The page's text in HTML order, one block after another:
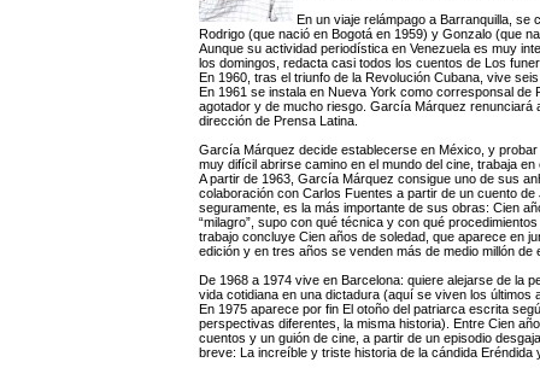
En un viaje relámpago a Barranquilla,
Rodrigo (que nació en Bogotá en 1959) y Gonzalo (que
Aunque su actividad periodística en Venezuela es muy
los domingos, redacta casi todos los cuentos de Los
En 1960, tras el triunfo de la Revolución Cubana, vive
En 1961 se instala en Nueva York como corresponsal
agotador y de mucho riesgo. García Márquez renunciará
dirección de Prensa Latina.
García Márquez decide establecerse en México, y
muy difícil abrirse camino en el mundo del cine, trabaja en
A partir de 1963, García Márquez consigue uno de sus
colaboración con Carlos Fuentes a partir de un cuento
seguramente, es la más importante de sus obras: Cien
“milagro”, supo con qué técnica y con qué
trabajo concluye Cien años de soledad, que aparece en
edición y en tres años se venden más de medio millón de
De 1968 a 1974 vive en Barcelona: quiere alejarse de la
vida cotidiana en una dictadura (aquí se viven los últimos
En 1975 aparece por fin El otoño del patriarca escrita
perspectivas diferentes, la misma historia). Entre Cien
cuentos y un guión de cine, a partir de un episodio
breve: La increíble y triste historia de la cándida